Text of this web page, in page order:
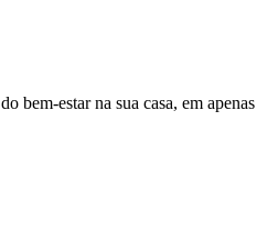
bem-estar na sua casa, em apenas